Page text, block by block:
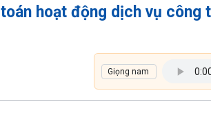
hoạt động dịch vụ công